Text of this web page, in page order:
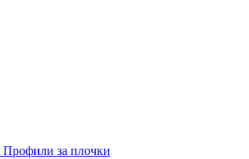
Профили за плочки